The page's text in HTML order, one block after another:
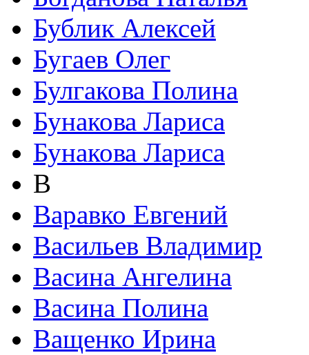
Бублик Алексей
Бугаев Олег
Булгакова Полина
Бунакова Лариса
Бунакова Лариса
В
Варавко Евгений
Васильев Владимир
Васина Ангелина
Васина Полина
Ващенко Ирина